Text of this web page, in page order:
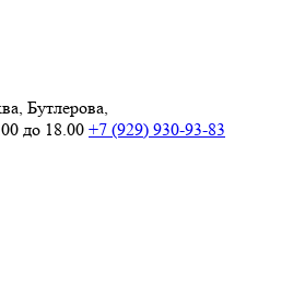
Бутлерова,
до 18.00 +7 (929) 930-93-83